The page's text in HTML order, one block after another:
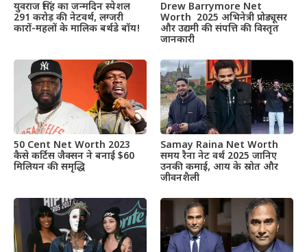
युवराज सिंह का जन्मदिन स्पेशल
291 करोड़ की नेटवर्थ, लग्जरी
कारों-महलों के मालिक बर्थडे बॉय!
Drew Barrymore Net
Worth 2025 अभिनेत्री प्रोड्यूसर
और उद्यमी की संपत्ति की विस्तृत
जानकारी
50 Cent Net Worth 2023
कैसे कर्टिस जैक्सन ने बनाई $60
मिलियन की समृद्धि
Samay Raina Net Worth
समय रैना नेट वर्थ 2025 जानिए
उनकी कमाई, आय के स्रोत और
जीवनशैली